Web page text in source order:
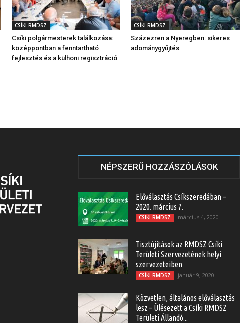
CSÍKI RMDSZ
Csíki polgármesterek találkozása:
középpontban a fenntartható
fejlesztés és a külhoni regisztráció
CSÍKI RMDSZ
Százezren a Nyeregben: sikeres
adománygyűjtés
NÉPSZERŰ HOZZÁSZÓLÁSOK
Előválasztás Csíkszeredában –
2020. március 7.
CSÍKI RMDSZ március 4, 2020
Tisztújítások az RMDSZ Csíki
Területi Szervezetének helyi
szervezeteiben
CSÍKI RMDSZ január 9, 2020
Közvetlen, általános előválasztás
lesz – Ülésezett a Csíki RMDSZ
Területi Állandó...